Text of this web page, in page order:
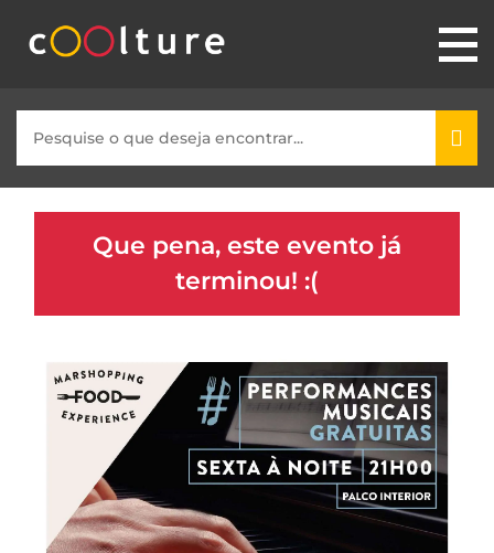
Que pena, este evento já
terminou! :(